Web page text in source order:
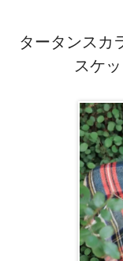
タータンスカ
スケ